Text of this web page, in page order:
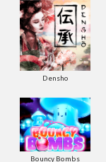
Densho
Bouncy Bombs